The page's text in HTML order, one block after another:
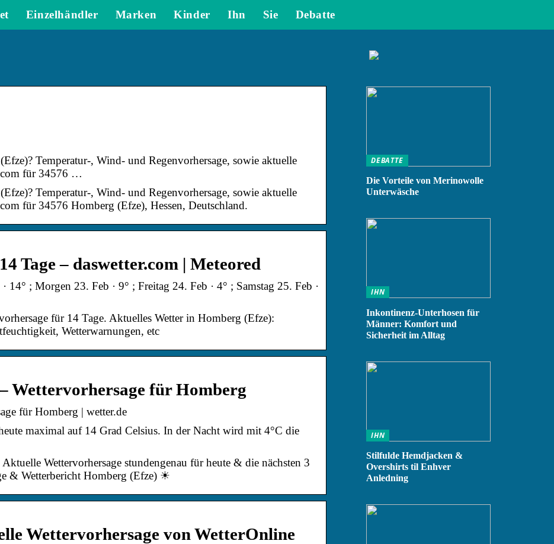
Einzelhändler Marken Kinder Ihn Sie Debatte
Temperatur-, Wind- und Regenvorhersage, sowie aktuelle
für 34576 …
Temperatur-, Wind- und Regenvorhersage, sowie aktuelle
für 34576 Homberg (Efze), Hessen, Deutschland.
Tage – daswetter.com | Meteored
14° ; Morgen 23. Feb · 9° ; Freitag 24. Feb · 4° ; Samstag 25. Feb ·
für 14 Tage. Aktuelles Wetter in Homberg (Efze):
Wetterwarnungen, etc
Wettervorhersage für Homberg
für Homberg | wetter.de
maximal auf 14 Grad Celsius. In der Nacht wird mit 4°C die
Wettervorhersage stundengenau für heute & die nächsten 3
& Wetterbericht Homberg (Efze) ☀
Wettervorhersage von WetterOnline
DEBATTE
Die Vorteile von Merinowolle
Unterwäsche
IHN
Inkontinenz-Unterhosen für
Männer: Komfort und
Sicherheit im Alltag
IHN
Stilfulde Hemdjacken &
Overshirts til Enhver
Anledning